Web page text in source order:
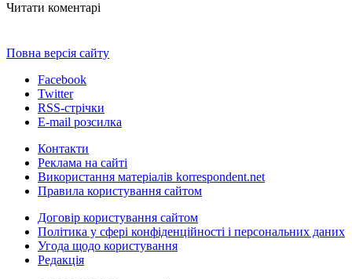
Читати коментарі
Повна версія сайту
Facebook
Twitter
RSS-стрічки
E-mail розсилка
Контакти
Реклама на сайті
Використання матеріалів korrespondent.net
Правила користування сайтом
Договір користування сайтом
Політика у сфері конфіденційності і персональних даних
Угода щодо користування
Редакція